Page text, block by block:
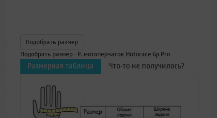
Подобрать размер
Подобрать размер - Р. мотоперчаток Motorace Gp Pro
Размерная таблица Что-то не получилось?